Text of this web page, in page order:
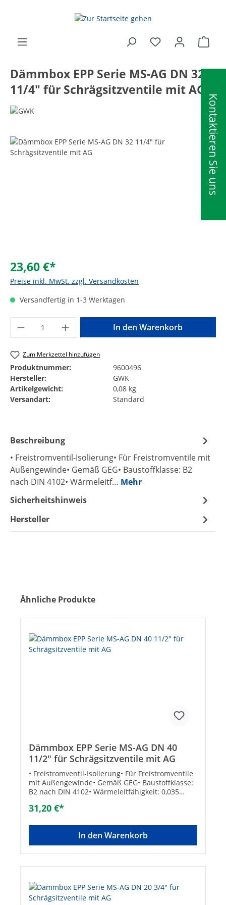
Kontaktieren Sie uns
Dämmbox EPP Serie MS-AG DN 32
11/4" für Schrägsitzventile mit AG
Bildergalerie überspringen
23,60 €*
Preise inkl. MwSt. zzgl. Versandkosten
Versandfertig in 1-3 Werktagen
Produkt Anzahl: Gib den gewünschten
In den Warenkorb
Zum Merkzettel hinzufügen
Produktnummer:
9600496
Hersteller:
GWK
Artikelgewicht:
0,08 kg
Versandart:
Standard
Beschreibung
• Freistromventil-Isolierung• Für Freistromventile mit
Außengewinde• Gemäß GEG• Baustoffklasse: B2
nach DIN 4102• Wärmeleitf… Mehr
Sicherheitshinweis
Hersteller
Produktgalerie überspringen
Ähnliche Produkte
Dämmbox EPP Serie MS-AG DN 40
11/2" für Schrägsitzventile mit AG
• Freistromventil-Isolierung• Für Freistromventile
mit Außengewinde• Gemäß GEG• Baustoffklasse:
B2 nach DIN 4102• Wärmeleitfähigkeit: 0,035
31,20 €*
In den Warenkorb